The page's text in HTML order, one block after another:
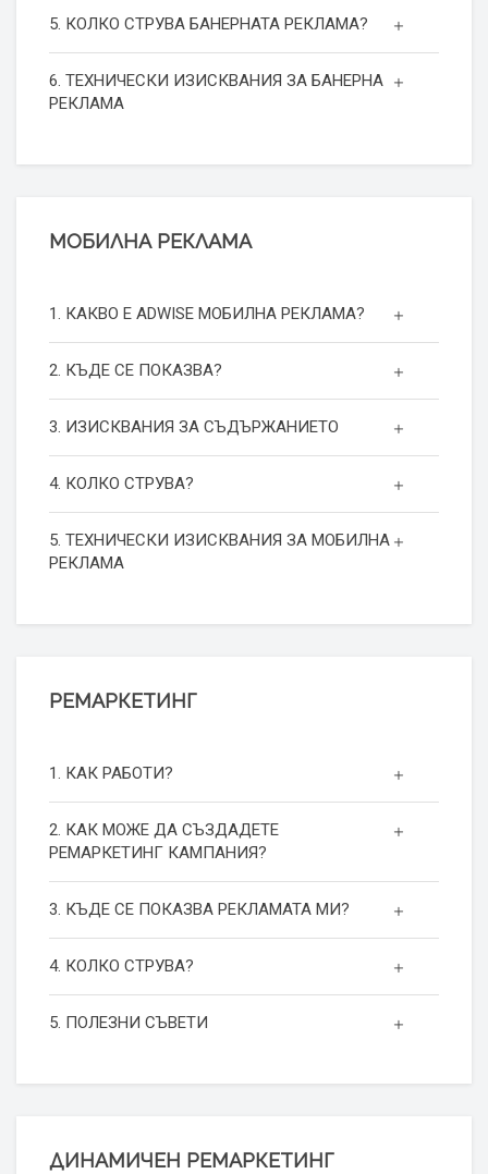
5. КОЛКО СТРУВА БАНЕРНАТА РЕКЛАМА?
6. ТЕХНИЧЕСКИ ИЗИСКВАНИЯ ЗА БАНЕРНА
РЕКЛАМА
МОБИЛНА РЕКЛАМА
1. КАКВО Е ADWISE МОБИЛНА РЕКЛАМА?
2. КЪДЕ СЕ ПОКАЗВА?
3. ИЗИСКВАНИЯ ЗА СЪДЪРЖАНИЕТО
4. КОЛКО СТРУВА?
5. ТЕХНИЧЕСКИ ИЗИСКВАНИЯ ЗА МОБИЛНА
РЕКЛАМА
РЕМАРКЕТИНГ
1. КАК РАБОТИ?
2. КАК МОЖЕ ДА СЪЗДАДЕТЕ
РЕМАРКЕТИНГ КАМПАНИЯ?
3. КЪДЕ СЕ ПОКАЗВА РЕКЛАМАТА МИ?
4. КОЛКО СТРУВА?
5. ПОЛЕЗНИ СЪВЕТИ
ДИНАМИЧЕН РЕМАРКЕТИНГ